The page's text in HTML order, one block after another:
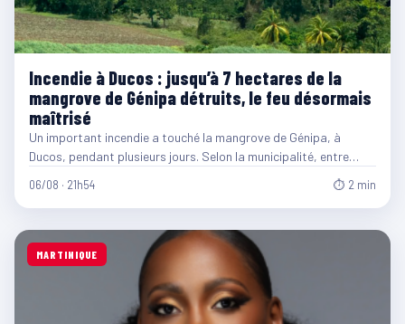
Incendie à Ducos : jusqu’à 7 hectares de la
mangrove de Génipa détruits, le feu désormais
maîtrisé
Un important incendie a touché la mangrove de Génipa, à
Ducos, pendant plusieurs jours. Selon la municipalité, entre…
06/08 · 21h54 ⏱ 2 min
MARTINIQUE